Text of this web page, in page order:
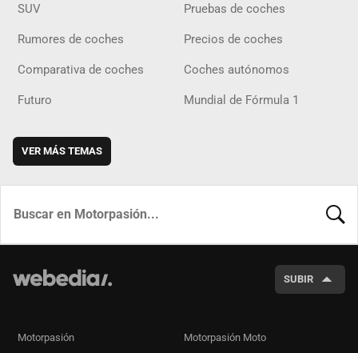
SUV Pruebas de coches
Rumores de coches Precios de coches
Comparativa de coches Coches autónomos
Futuro Mundial de Fórmula 1
VER MÁS TEMAS
SUBIR
Motorpasión Motorpasión Moto